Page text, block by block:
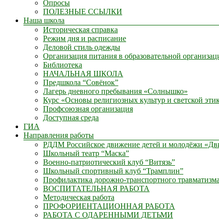
Опросы
ПОЛЕЗНЫЕ ССЫЛКИ
Наша школа
Историческая справка
Режим дня и расписание
Деловой стиль одежды
Организация питания в образовательной
Библиотека
НАЧАЛЬНАЯ ШКОЛА
Предшкола “Совёнок”
Лагерь дневного пребывания «Солнышко»
Курс «Основы религиозных культур и светской
Профсоюзная организация
Доступная среда
ГИА
Направления работы
РДДМ Российское движение детей и молодёжи
Школьный театр “Маска”
Военно-патриотический клуб “Витязь”
Школьный спортивный клуб “Трамплин”
Профилактика дорожно-транспортного травматизма
ВОСПИТАТЕЛЬНАЯ РАБОТА
Методическая работа
ПРОФОРИЕНТАЦИОННАЯ РАБОТА
РАБОТА С ОДАРЕННЫМИ ДЕТЬМИ